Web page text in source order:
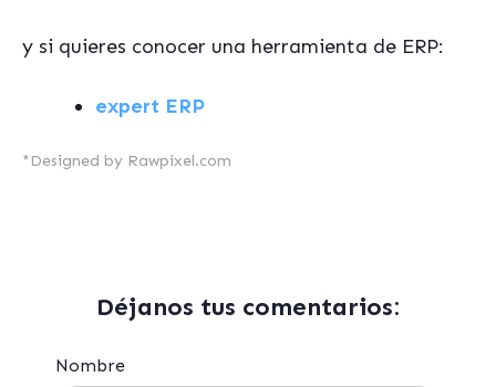
y si quieres conocer una herramienta de ERP:
expert ERP
*Designed by Rawpixel.com
Déjanos tus comentarios:
Nombre